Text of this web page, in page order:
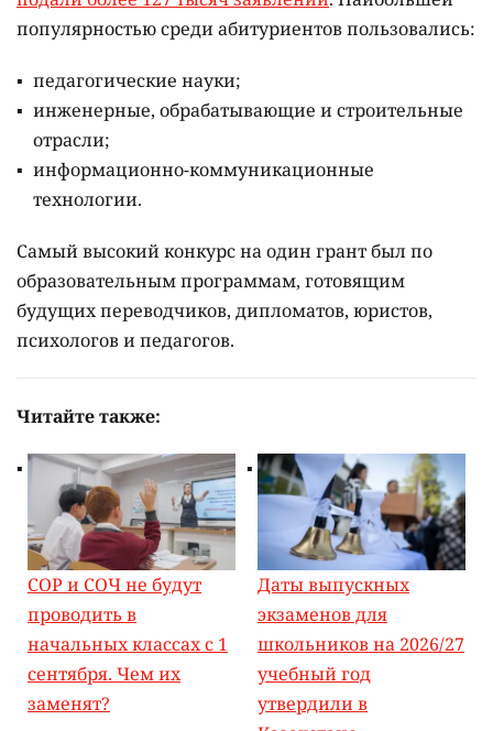
популярностью среди абитуриентов пользовались:
педагогические науки;
инженерные, обрабатывающие и строительные
отрасли;
информационно-коммуникационные
технологии.
Самый высокий конкурс на один грант был по
образовательным программам, готовящим
будущих переводчиков, дипломатов, юристов,
психологов и педагогов.
Читайте также:
СОР и СОЧ не будут
проводить в
начальных классах с 1
сентября. Чем их
заменят?
Даты выпускных
экзаменов для
школьников на 2026/27
учебный год
утвердили в